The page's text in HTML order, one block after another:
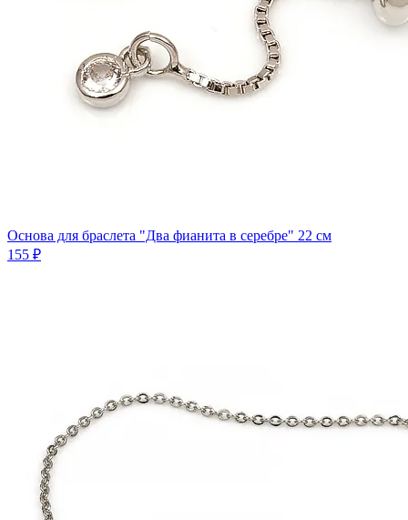
Основа для браслета "Два фианита в серебре" 22 см
155 ₽